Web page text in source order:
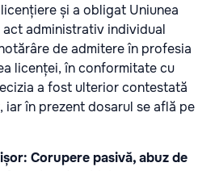
și a obligat Uniunea
administrativ individual
de admitere în profesia
licenței, în conformitate cu
a fost ulterior contestată
în prezent dosarul se află pe
Corupere pasivă, abuz de